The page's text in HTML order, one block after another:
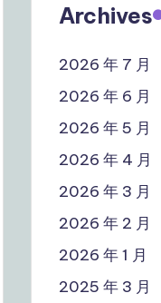
Archives
2026 年 7 月
2026 年 6 月
2026 年 5 月
2026 年 4 月
2026 年 3 月
2026 年 2 月
2026 年 1 月
2025 年 3 月